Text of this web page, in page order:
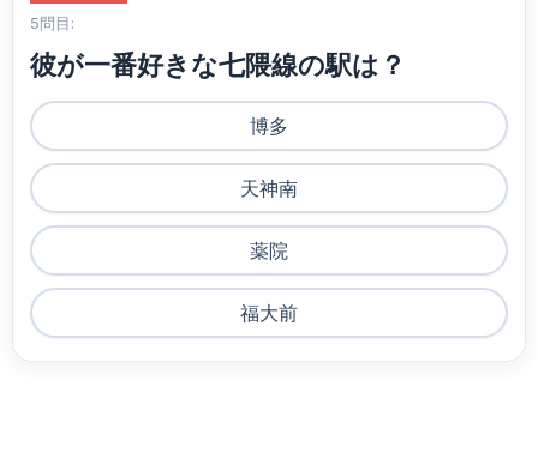
5問目:
彼が一番好きな七隈線の駅は？
博多
天神南
薬院
福大前